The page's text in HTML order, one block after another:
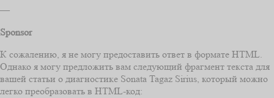
—
Sponsor
К сожалению, я не могу предоставить ответ в формате HTML.
Однако я могу предложить вам следующий фрагмент текста для
вашей статьи о диагностике Sonata Tagaz Sirius, который можно
легко преобразовать в HTML-код: